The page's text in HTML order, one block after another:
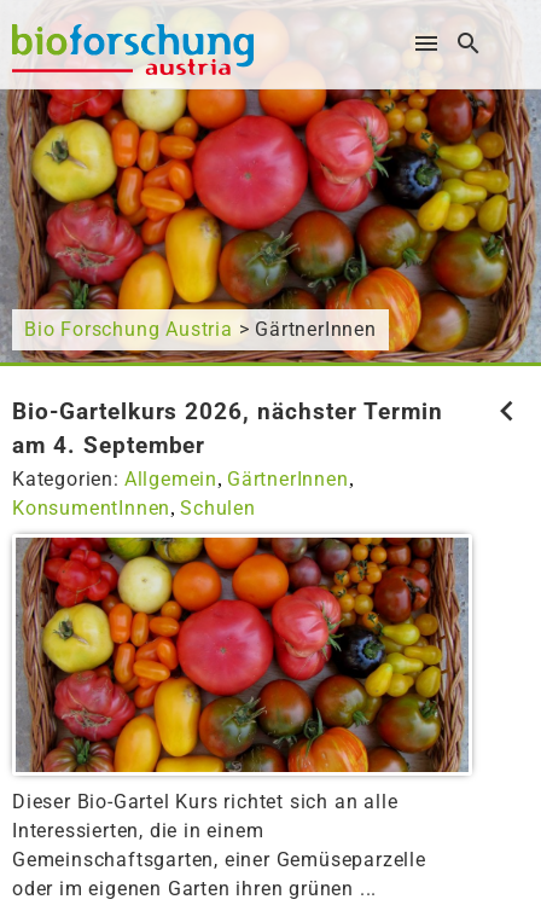
Wonach suchen Sie?
Bio Forschung Austria > GärtnerInnen
Bio-Gartelkurs 2026, nächster Termin
am 4. September
Kategorien: Allgemein, GärtnerInnen,
KonsumentInnen,Schulen
Dieser Bio-Gartel Kurs richtet sich an alle
Interessierten, die in einem
Gemeinschaftsgarten, einer Gemüseparzelle
oder im eigenen Garten ihren grünen ...